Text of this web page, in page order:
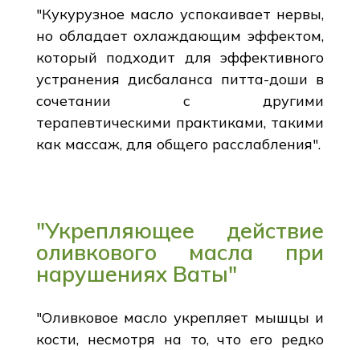
"Кукурузное масло успокаивает нервы,
но обладает охлаждающим эффектом,
который подходит для эффективного
устранения дисбаланса питта-доши в
сочетании с другими
терапевтическими практиками, такими
как массаж, для общего расслабления".
"Укрепляющее действие
оливкового масла при
нарушениях Ваты"
"Оливковое масло укрепляет мышцы и
кости, несмотря на то, что его редко